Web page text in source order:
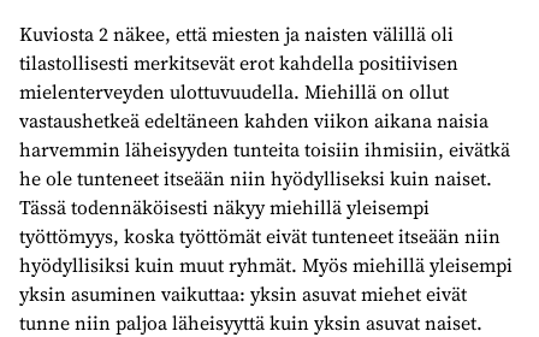
Kuviosta 2 näkee, että miesten ja naisten välillä oli
tilastollisesti merkitsevät erot kahdella positiivisen
mielenterveyden ulottuvuudella. Miehillä on ollut
vastaushetkeä edeltäneen kahden viikon aikana naisia
harvemmin läheisyyden tunteita toisiin ihmisiin, eivätkä
he ole tunteneet itseään niin hyödylliseksi kuin naiset.
Tässä todennäköisesti näkyy miehillä yleisempi
työttömyys, koska työttömät eivät tunteneet itseään niin
hyödyllisiksi kuin muut ryhmät. Myös miehillä yleisempi
yksin asuminen vaikuttaa: yksin asuvat miehet eivät
tunne niin paljoa läheisyyttä kuin yksin asuvat naiset.